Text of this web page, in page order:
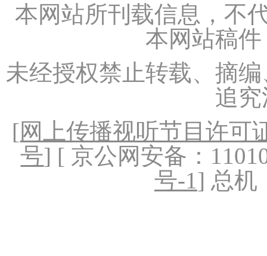
本网站所刊载信息，不
本网站稿
未经授权禁止转载、摘
追
[网上传播视听节目许可
号] [ 京公网安备：
号-1] 总机